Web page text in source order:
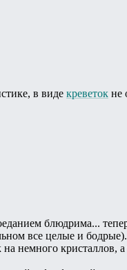
в виде креветок не
блюдрима...
все целые и
немного кристаллов,